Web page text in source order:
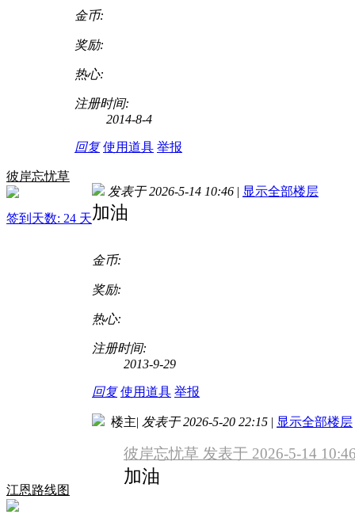
金币:
奖励:
热心:
注册时间:
2014-8-4
回复 使用道具 举报
彼岸忘忧草
签到天数: 24 天
发表于 2026-5-14 10:46 | 显示全部楼层
加油
金币:
奖励:
热心:
注册时间:
2013-9-29
回复 使用道具 举报
江恩路线图
楼主| 发表于 2026-5-20 22:15 | 显示全部楼层
彼岸忘忧草 发表于 2026-5-14
加油